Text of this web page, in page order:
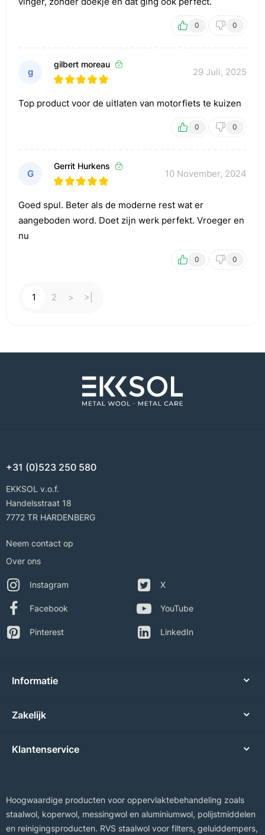
0 0
g
gilbert moreau
29 Juli, 2025
Top product voor de uitlaten van motorfiets te kuizen
0 0
G
Gerrit Hurkens
10 November, 2024
Goed spul. Beter als de moderne rest wat er
aangeboden word. Doet zijn werk perfekt. Vroeger en
nu
0 0
1 2 > >|
+31 (0)523 250 580
EKKSOL v.o.f.
Handelsstraat 18
7772 TR HARDENBERG
Neem contact op
Over ons
Instagram
Facebook
Pinterest
X
YouTube
LinkedIn
Informatie
Zakelijk
Klantenservice
Hoogwaardige producten voor oppervlaktebehandeling zoals
staalwol, koperwol, messingwol en aluminiumwol, polijstmiddelen
en reinigingsproducten. RVS staalwol voor filters, geluiddempers,